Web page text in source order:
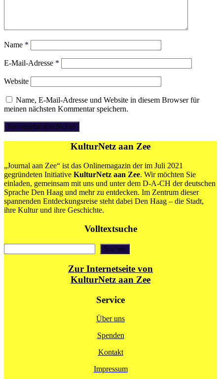
Name *
E-Mail-Adresse *
Website
Name, E-Mail-Adresse und Website in diesem Browser für
meinen nächsten Kommentar speichern.
KulturNetz aan Zee
„Journal aan Zee“ ist das Onlinemagazin der im Juli 2021
gegründeten Initiative KulturNetz aan Zee. Wir möchten Sie
einladen, gemeinsam mit uns und unter dem D-A-CH der deutschen
Sprache Den Haag und mehr zu entdecken. Im Zentrum dieser
spannenden Entdeckungsreise steht dabei Den Haag – die Stadt,
ihre Kultur und ihre Geschichte.
Volltextsuche
Suchen
Zur Internetseite von
KulturNetz aan Zee
Service
Über uns
Spenden
Kontakt
Impressum